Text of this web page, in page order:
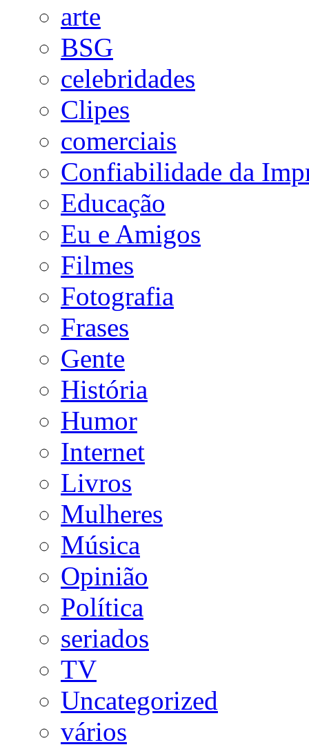
arte
BSG
celebridades
Clipes
comerciais
Confiabilidade da
Educação
Eu e Amigos
Filmes
Fotografia
Frases
Gente
História
Humor
Internet
Livros
Mulheres
Música
Opinião
Política
seriados
TV
Uncategorized
vários